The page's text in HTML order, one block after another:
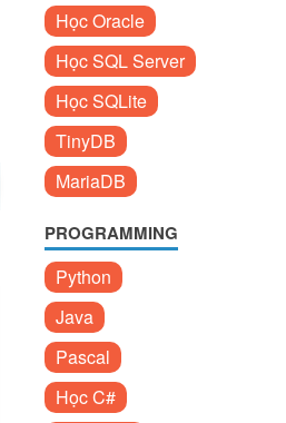
Học Oracle
Học SQL Server
Học SQLite
TinyDB
MariaDB
PROGRAMMING
Python
Java
Pascal
Học C#